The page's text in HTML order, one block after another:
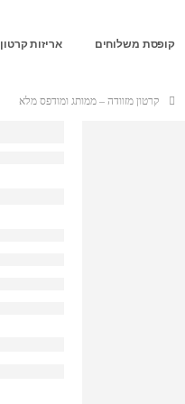
קופסת משלוחים אריזות קרטון
קרטון מזוודה – ממותג ומודפס מלא